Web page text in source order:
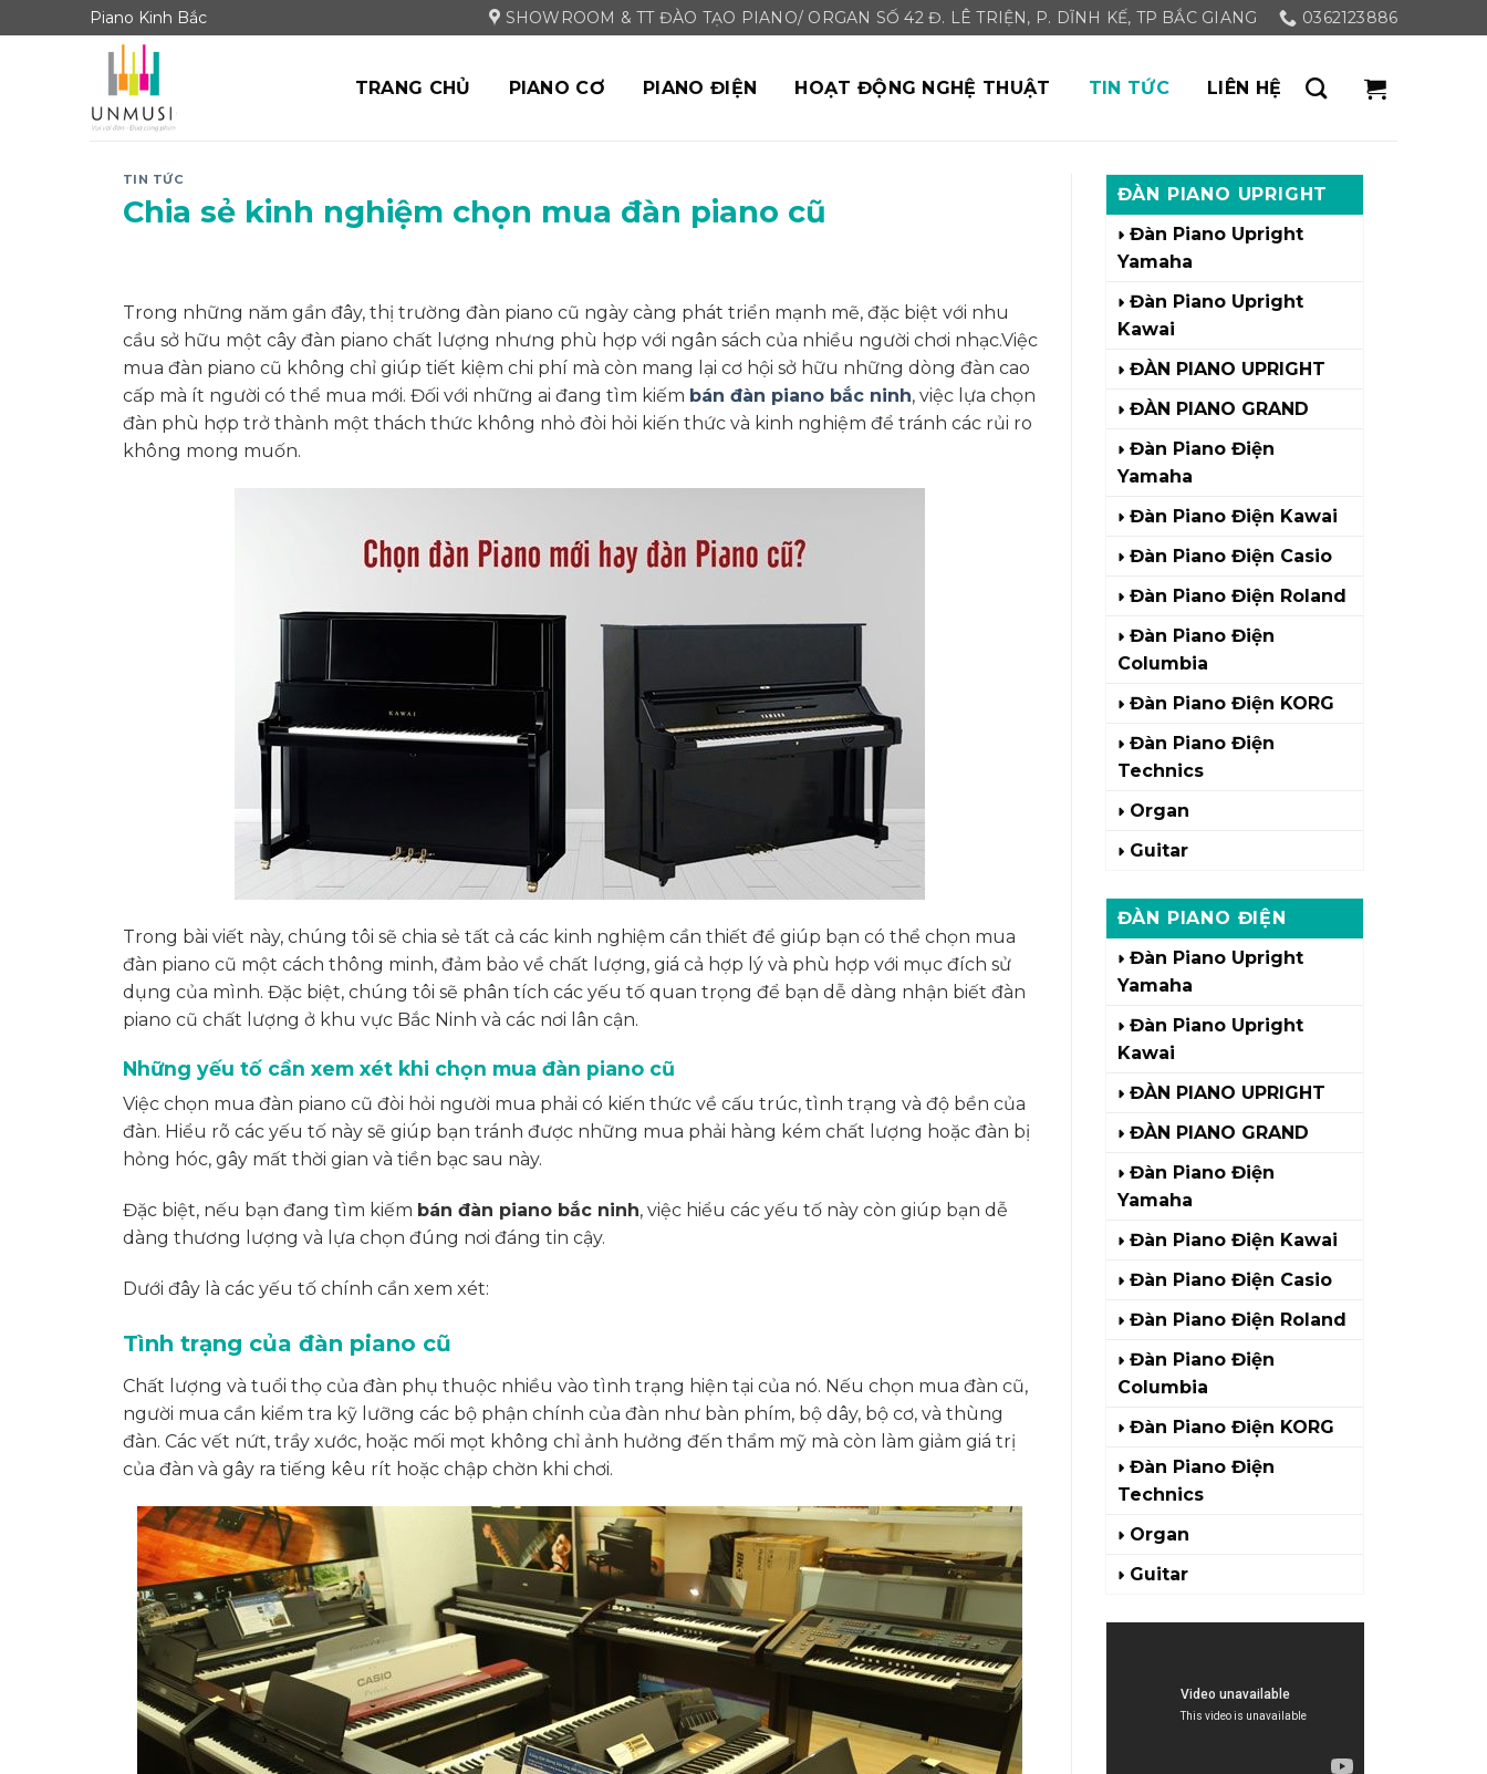
to
Piano Kinh Bắc SHOWROOM & TT ĐÀO TẠO PIANO/ ORGAN SỐ 42 Đ. LÊ TRIỆN, P. DĨNH KẾ, TP BẮC GIANG 0362123886
TRANG CHỦ PIANO CƠ PIANO ĐIỆN HOẠT ĐỘNG NGHỆ THUẬT TIN TỨC LIÊN HỆ
TIN TỨC
Chia sẻ kinh nghiệm chọn mua đàn piano cũ
Trong những năm gần đây, thị trường đàn piano cũ ngày càng phát triển mạnh mẽ, đặc biệt với nhu
cầu sở hữu một cây đàn piano chất lượng nhưng phù hợp với ngân sách của nhiều người chơi nhạc.Việc
mua đàn piano cũ không chỉ giúp tiết kiệm chi phí mà còn mang lại cơ hội sở hữu những dòng đàn cao
cấp mà ít người có thể mua mới. Đối với những ai đang tìm kiếm bán đàn piano bắc ninh, việc lựa chọn
đàn phù hợp trở thành một thách thức không nhỏ đòi hỏi kiến thức và kinh nghiệm để tránh các rủi ro
không mong muốn.
Trong bài viết này, chúng tôi sẽ chia sẻ tất cả các kinh nghiệm cần thiết để giúp bạn có thể chọn mua
đàn piano cũ một cách thông minh, đảm bảo về chất lượng, giá cả hợp lý và phù hợp với mục đích sử
dụng của mình. Đặc biệt, chúng tôi sẽ phân tích các yếu tố quan trọng để bạn dễ dàng nhận biết đàn
piano cũ chất lượng ở khu vực Bắc Ninh và các nơi lân cận.
Những yếu tố cần xem xét khi chọn mua đàn piano cũ
Việc chọn mua đàn piano cũ đòi hỏi người mua phải có kiến thức về cấu trúc, tình trạng và độ bền của
đàn. Hiểu rõ các yếu tố này sẽ giúp bạn tránh được những mua phải hàng kém chất lượng hoặc đàn bị
hỏng hóc, gây mất thời gian và tiền bạc sau này.
Đặc biệt, nếu bạn đang tìm kiếm bán đàn piano bắc ninh, việc hiểu các yếu tố này còn giúp bạn dễ
dàng thương lượng và lựa chọn đúng nơi đáng tin cậy.
Dưới đây là các yếu tố chính cần xem xét:
Tình trạng của đàn piano cũ
Chất lượng và tuổi thọ của đàn phụ thuộc nhiều vào tình trạng hiện tại của nó. Nếu chọn mua đàn cũ,
người mua cần kiểm tra kỹ lưỡng các bộ phận chính của đàn như bàn phím, bộ dây, bộ cơ, và thùng
đàn. Các vết nứt, trầy xước, hoặc mối mọt không chỉ ảnh hưởng đến thẩm mỹ mà còn làm giảm giá trị
của đàn và gây ra tiếng kêu rít hoặc chập chờn khi chơi.
ĐÀN PIANO UPRIGHT
Đàn Piano Upright
Yamaha
Đàn Piano Upright
Kawai
ĐÀN PIANO UPRIGHT
ĐÀN PIANO GRAND
Đàn Piano Điện
Yamaha
Đàn Piano Điện Kawai
Đàn Piano Điện Casio
Đàn Piano Điện Roland
Đàn Piano Điện
Columbia
Đàn Piano Điện KORG
Đàn Piano Điện
Technics
Organ
Guitar
ĐÀN PIANO ĐIỆN
Đàn Piano Upright
Yamaha
Đàn Piano Upright
Kawai
ĐÀN PIANO UPRIGHT
ĐÀN PIANO GRAND
Đàn Piano Điện
Yamaha
Đàn Piano Điện Kawai
Đàn Piano Điện Casio
Đàn Piano Điện Roland
Đàn Piano Điện
Columbia
Đàn Piano Điện KORG
Đàn Piano Điện
Technics
Organ
Guitar